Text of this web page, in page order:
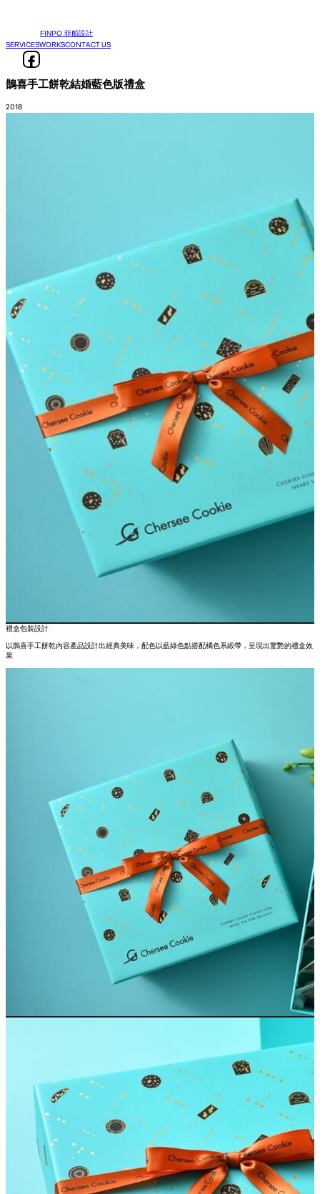
FINPO 菲舶設計
SERVICESWORKSCONTACT US
鵲喜手工餅乾結婚藍色版禮盒
2018
禮盒包裝設計
以鵲喜手工餅乾內容產品設計出經典美味，配色以藍綠色點搭配橘色系緞帶，呈現出驚艷的禮盒效
果